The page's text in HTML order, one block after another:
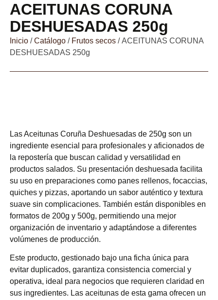
ACEITUNAS CORUNA
DESHUESADAS 250g
Inicio /Catálogo / Frutos secos / ACEITUNAS CORUNA
DESHUESADAS 250g
Las Aceitunas Coruña Deshuesadas de 250g son un
ingrediente esencial para profesionales y aficionados de
la repostería que buscan calidad y versatilidad en
productos salados. Su presentación deshuesada facilita
su uso en preparaciones como panes rellenos, focaccias,
quiches y pizzas, aportando un sabor auténtico y textura
suave sin complicaciones. También están disponibles en
formatos de 200g y 500g, permitiendo una mejor
organización de inventario y adaptándose a diferentes
volúmenes de producción.
Este producto, gestionado bajo una ficha única para
evitar duplicados, garantiza consistencia comercial y
operativa, ideal para negocios que requieren claridad en
sus ingredientes. Las aceitunas de esta gama ofrecen un